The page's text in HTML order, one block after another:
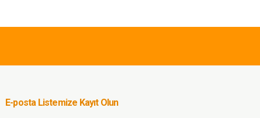
Sepete Ekle
E-posta Listemize Kayıt Olun